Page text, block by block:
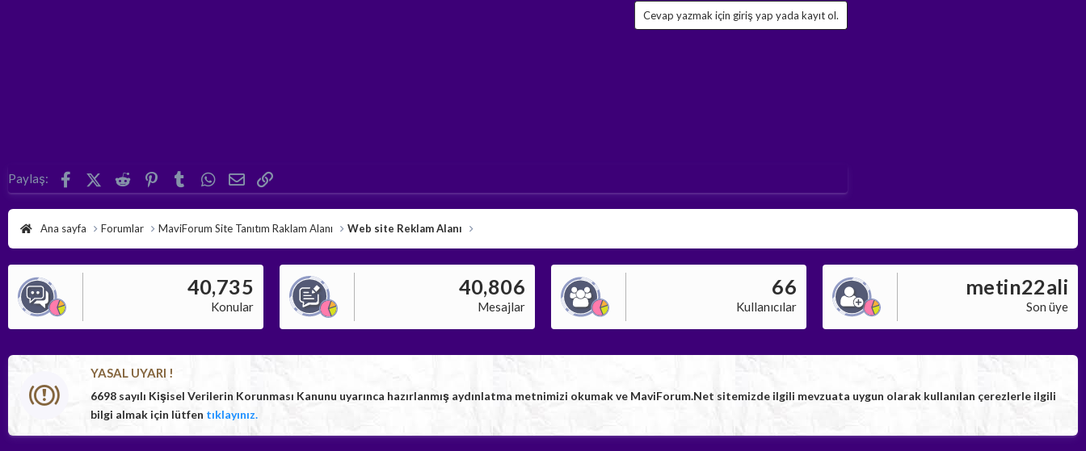
Cevap yazmak için giriş yap yada kayıt ol.
Paylaş: FacebookX (Twitter)
Reddit Pinterest
Tumblr WhatsApp
E-posta
Ana sayfa Forumlar MaviForum Site Tanıtım Raklam Alanı Web site Reklam Alanı
40,735
Konular
40,806
Mesajlar
66
Kullanıcılar
metin22ali
Son üye
YASAL UYARI !
6698 sayılı Kişisel Verilerin Korunması Kanunu uyarınca hazırlanmış aydınlatma metnimizi okumak ve MaviForum.Net sitemizde ilgili mevzuata uygun olarak kullanılan çerezlerle ilgili
bilgi almak için lütfen tıklayınız.